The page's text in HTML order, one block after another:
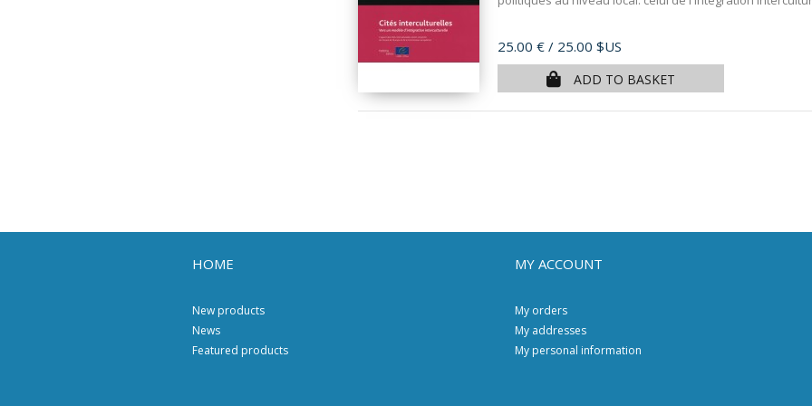
Price
25.00 € / 25.00 $US
ADD TO BASKET
HOME
New products
News
Featured products
MY ACCOUNT
My orders
My addresses
My personal information